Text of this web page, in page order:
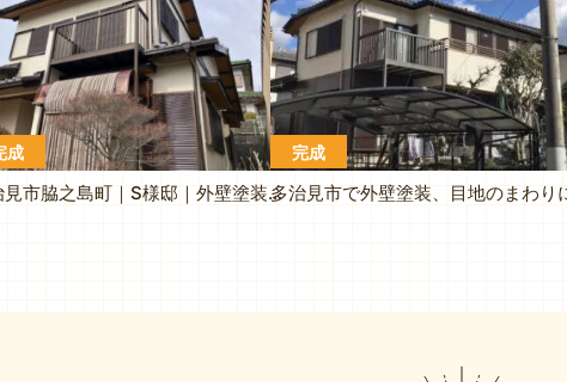
成
多治見市脇之島町｜S様邸｜外壁塗装工事
完成